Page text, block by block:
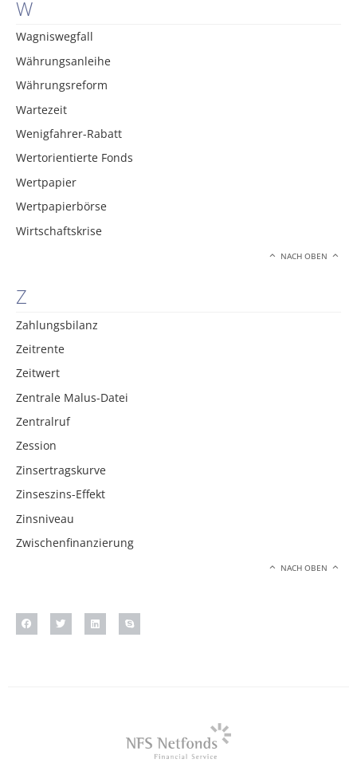
W
Wagniswegfall
Währungsanleihe
Währungsreform
Wartezeit
Wenigfahrer-Rabatt
Wertorientierte Fonds
Wertpapier
Wertpapierbörse
Wirtschaftskrise
NACH OBEN
Z
Zahlungsbilanz
Zeitrente
Zeitwert
Zentrale Malus-Datei
Zentralruf
Zession
Zinsertragskurve
Zinseszins-Effekt
Zinsniveau
Zwischenfinanzierung
NACH OBEN